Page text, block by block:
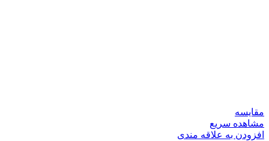
مقایسه
مشاهده سریع
افزودن به علاقه مندی